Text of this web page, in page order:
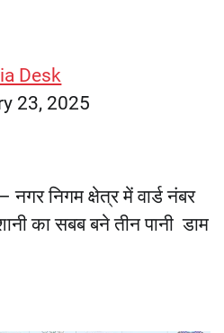
Desk
23, 2025
नगर निगम क्षेत्र में वार्ड नंबर
का सबब बने तीन पानी डाम